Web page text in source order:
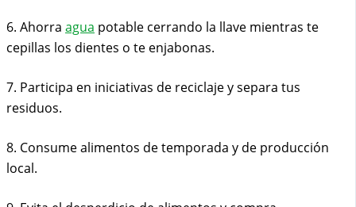
6. Ahorra agua potable cerrando la llave mientras te
cepillas los dientes o te enjabonas.
7. Participa en iniciativas de reciclaje y separa tus
residuos.
8. Consume alimentos de temporada y de producción
local.